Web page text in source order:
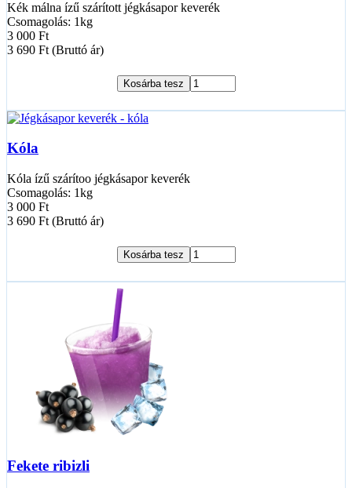
Kék málna ízű szárított jégkásapor keverék
Csomagolás: 1kg
3 000 Ft
3 690 Ft (Bruttó ár)
Kosárba tesz
Kóla
Kóla ízű szárítoo jégkásapor keverék
Csomagolás: 1kg
3 000 Ft
3 690 Ft (Bruttó ár)
Kosárba tesz
Fekete ribizli